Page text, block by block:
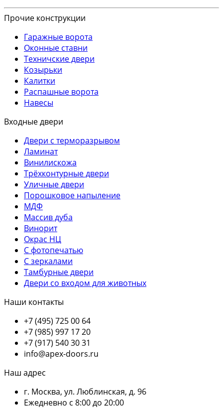
Прочие конструкции
Гаражные ворота
Оконные ставни
Техничские двери
Козырьки
Калитки
Распашные ворота
Навесы
Входные двери
Двери с терморазрывом
Ламинат
Винилискожа
Трёхконтурные двери
Уличные двери
Порошковое напыление
МДФ
Массив дуба
Винорит
Окрас НЦ
С фотопечатью
С зеркалами
Тамбурные двери
Двери со входом для животных
Наши контакты
+7 (495) 725 00 64
+7 (985) 997 17 20
+7 (917) 540 30 31
info@apex-doors.ru
Наш адрес
г. Москва, ул. Люблинская, д. 96
Ежедневно с 8:00 до 20:00